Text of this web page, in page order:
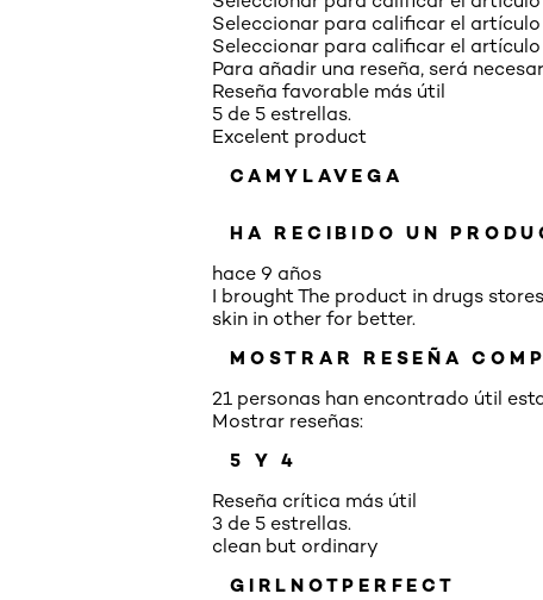
Seleccionar para calificar el
Seleccionar para calificar el
Para añadir una reseña, será
Reseña favorable más útil
5 de 5 estrellas.
Excelent product
CAMYLAVEGA
HA RECIBIDO UN
hace 9 años
I brought The product in drugs
skin in other for better.
MOSTRAR RESEÑA
21 personas han encontrado útil
Mostrar reseñas:
5 Y 4
Reseña crítica más útil
3 de 5 estrellas.
clean but ordinary
GIRLNOTPERFECT